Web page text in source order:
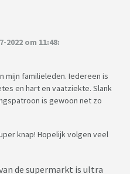
2022 om 11:48:
mijn familieleden. Iedereen is
en hart en vaatziekte. Slank
is gewoon net zo
knap! Hopelijk volgen veel
de supermarkt is ultra